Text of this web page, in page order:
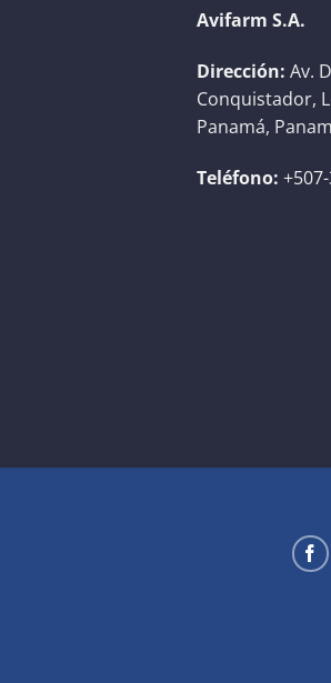
Avifarm S.A.
Dirección: Av.
Conquistador,
Panamá,
Teléfono: